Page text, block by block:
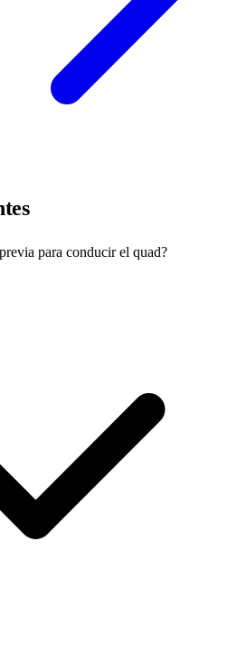
para conducir el quad?